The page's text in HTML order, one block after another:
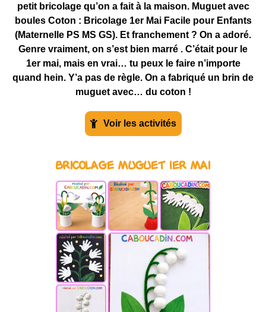
petit bricolage qu’on a fait à la maison. Muguet avec
boules Coton : Bricolage 1er Mai Facile pour Enfants
(Maternelle PS MS GS). Et franchement ? On a adoré.
Genre vraiment, on s’est bien marré . C’était pour le
1er mai, mais en vrai… tu peux le faire n’importe
quand hein. Y’a pas de règle. On a fabriqué un brin de
muguet avec… du coton !
Voir les activités
Bricolage muguet 1er Mai